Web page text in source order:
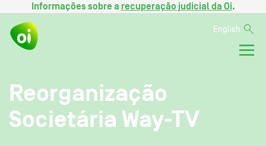
Informações sobre a recuperação judicial da Oi.
English
Reorganização
Societária Way-TV